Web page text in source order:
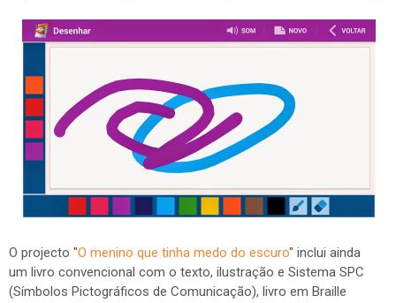
O projecto "O menino que tinha medo do escuro" inclui ainda
um livro convencional com o texto, ilustração e Sistema SPC
(Símbolos Pictográficos de Comunicação), livro em Braille